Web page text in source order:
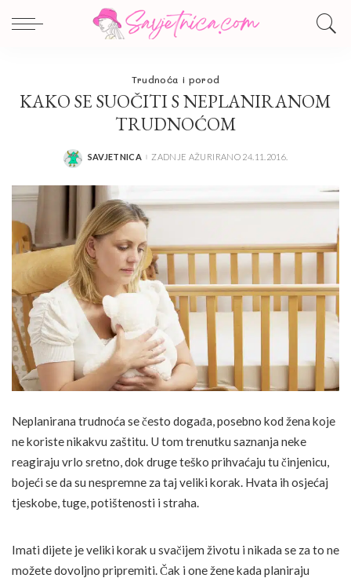
Trudnoća i porod
KAKO SE SUOČITI S NEPLANIRANOM
TRUDNOĆOM
POSTED
SAVJETNICA ZADNJE AŽURIRANO 24.11.2016.
Neplanirana trudnoća se često događa, posebno kod žena koje
ne koriste nikakvu zaštitu. U tom trenutku saznanja neke
reagiraju vrlo sretno, dok druge teško prihvaćaju tu činjenicu,
bojeći se da su nespremne za taj veliki korak. Hvata ih osjećaj
tjeskobe, tuge, potištenosti i straha.
Imati dijete je veliki korak u svačijem životu i nikada se za to ne
možete dovoljno pripremiti. Čak i one žene kada planiraju